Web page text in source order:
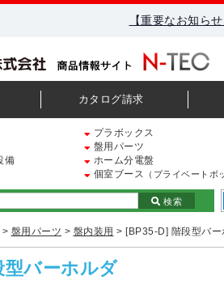
【重要なお知ら
カタログ請求
プラボックス
盤用パーツ
備
ホーム分電盤
個室ブース （プライベートボ
検索
> 盤用パーツ > 盤内装用 > [BP35-D] 階段型バー
バーホルダ